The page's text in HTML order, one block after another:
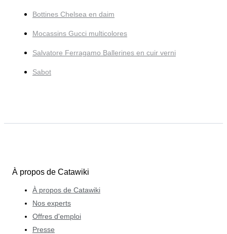
Bottines Chelsea en daim
Mocassins Gucci multicolores
Salvatore Ferragamo Ballerines en cuir verni
Sabot
À propos de Catawiki
À propos de Catawiki
Nos experts
Offres d'emploi
Presse